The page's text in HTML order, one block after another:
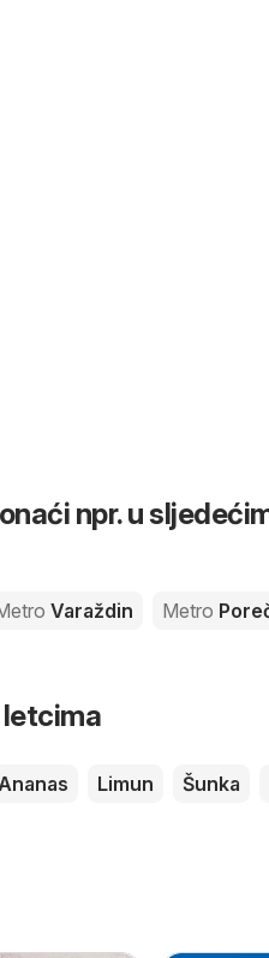
npr. u
Varaždin Metro
letcima
Limun
Šunka